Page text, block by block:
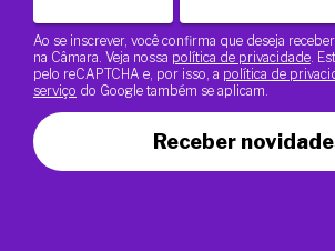
Ao se inscrever, você confirma que deseja
na Câmara. Veja nossa política de privacidade .
pelo reCAPTCHA e, por isso, a política de
serviço do Google também se aplicam.
Receber